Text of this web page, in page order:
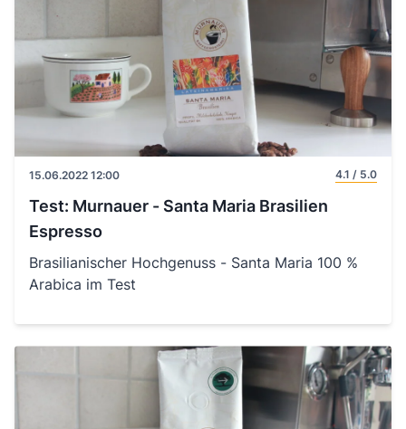
15.06.2022 12:00 4.1 / 5.0
Test: Murnauer - Santa Maria Brasilien
Espresso
Brasilianischer Hochgenuss - Santa Maria 100 %
Arabica im Test